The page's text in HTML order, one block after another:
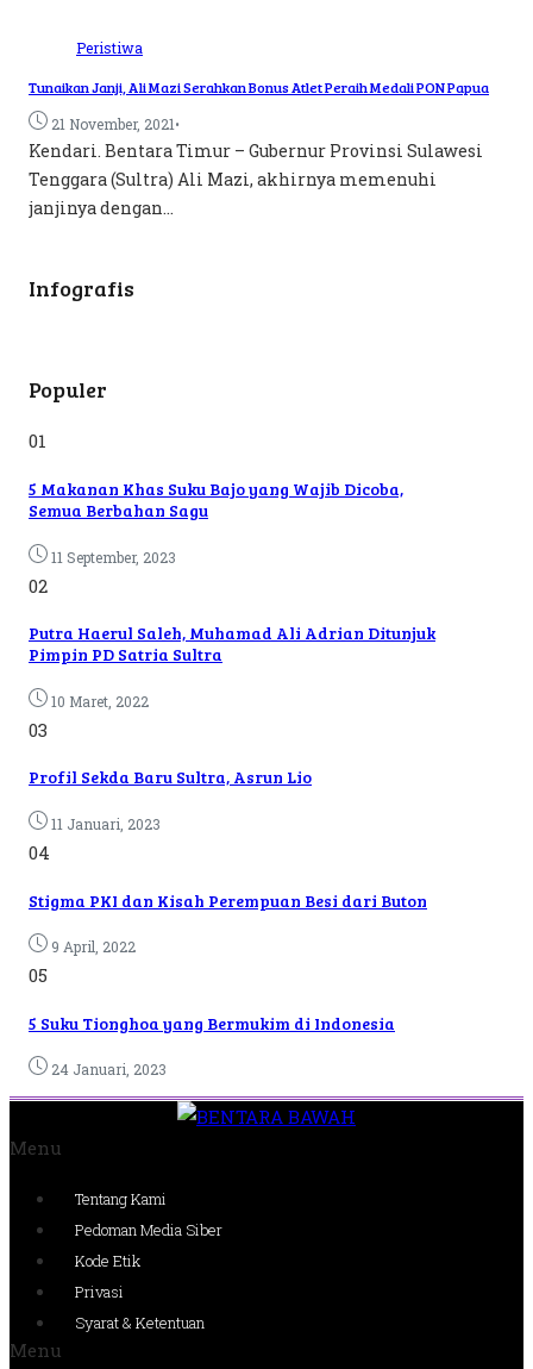
Peristiwa
Tunaikan Janji, Ali Mazi Serahkan Bonus Atlet Peraih Medali PON Papua
21 November, 2021•
Kendari. Bentara Timur – Gubernur Provinsi Sulawesi
Tenggara (Sultra) Ali Mazi, akhirnya memenuhi
janjinya dengan...
Infografis
Populer
01
5 Makanan Khas Suku Bajo yang Wajib Dicoba,
Semua Berbahan Sagu
11 September, 2023
02
Putra Haerul Saleh, Muhamad Ali Adrian Ditunjuk
Pimpin PD Satria Sultra
10 Maret, 2022
03
Profil Sekda Baru Sultra, Asrun Lio
11 Januari, 2023
04
Stigma PKI dan Kisah Perempuan Besi dari Buton
9 April, 2022
05
5 Suku Tionghoa yang Bermukim di Indonesia
24 Januari, 2023
Menu
Tentang Kami
Pedoman Media Siber
Kode Etik
Privasi
Syarat & Ketentuan
Menu